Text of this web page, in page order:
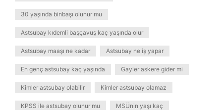
30 yaşında binbaşı olunur mu
Astsubay kıdemli başçavuş kaç yaşında olur
Astsubay maaşı ne kadar Astsubay ne iş yapar
En genç astsubay kaç yaşında Gayler askere gider mi
Kimler astsubay olabilir Kimler astsubay olamaz
KPSS ile astsubay olunur mu MSÜnin yaşı kaç